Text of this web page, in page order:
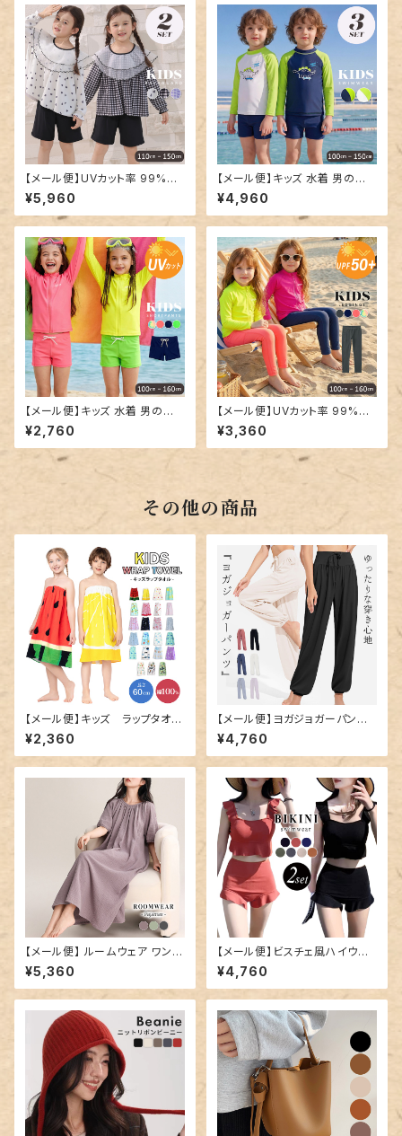
【メール便】UVカット率 99%以
上 キッズ 水着 セパレート／kid
s599
¥5,960
【メール便】キッズ 水着 男の子
セパレート ラッシュガード／kid
s600
¥4,960
【メール便】キッズ 水着 男の子
女の子 ユニセックス／kids60
2
¥2,760
【メール便】UVカット率 99%以
上 キッズ 水着 男の子／kids6
03
¥3,360
その他の商品
【メール便】キッズ ラップタオル
／towel018
¥2,360
【メール便】ヨガジョガーパンツ
／yoga202
¥4,760
【メール便】 ルームウェア ワンピ
ース ロング レディース／room
wear278
¥5,360
【メール便】ビスチェ風ハイウエ
ストビキニ／hys2789
¥4,760